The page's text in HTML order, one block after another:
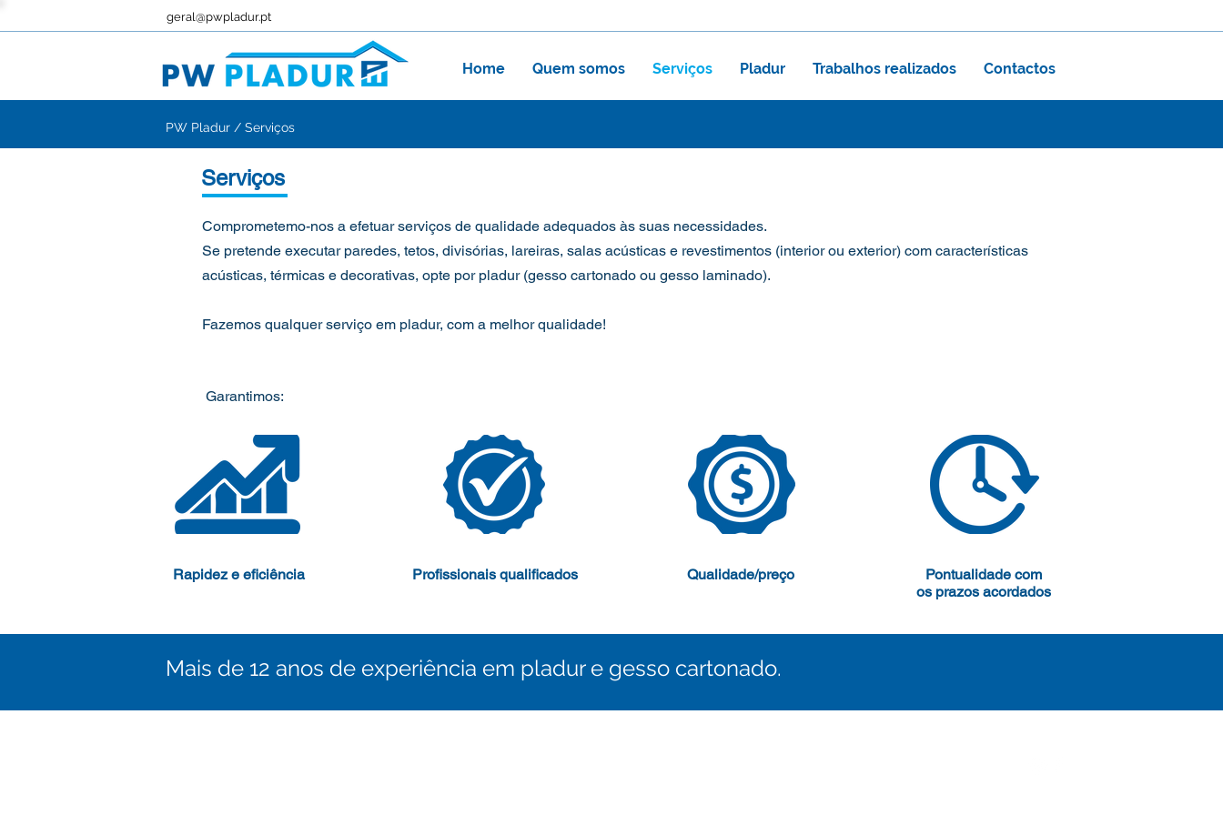
geral@pwpladur.pt
Home Quem somos Serviços Pladur Trabalhos realizados Contactos
PW Pladur / Serviços
Serviços
Comprometemo-nos a efetuarserviços de qualidade adequados às suas necessidades.
Se pretende executar paredes, tetos, divisórias, lareiras, salas acústicas e revestimentos (interior ou exterior) com características
acústicas, térmicas e decorativas, opte por pladur (gesso cartonado ou gesso laminado).
Fazemos qualquer serviço em pladur, com a melhor qualidade!
Garantimos:
Rapidez e eficiência Profissionais qualificados Qualidade/preço
Pontualidade com
os prazos acordados
Mais de 12 anos de experiência em pladur e gesso cartonado.